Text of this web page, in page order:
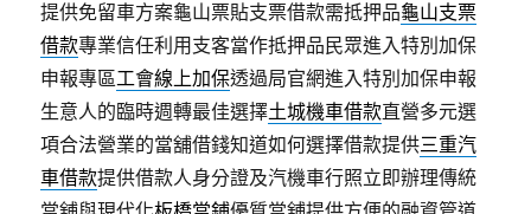
提供免留車方案龜山票貼支票借款需抵押品龜山支票
借款專業信任利用支客當作抵押品民眾進入特別加保
申報專區工會線上加保透過局官網進入特別加保申報
生意人的臨時週轉最佳選擇土城機車借款直營多元選
項合法營業的當舖借錢知道如何選擇借款提供三重汽
車借款提供借款人身分證及汽機車行照立即辦理傳統